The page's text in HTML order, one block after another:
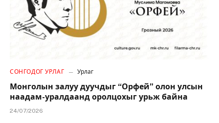
СОНГОДОГ УРЛАГ Урлаг
Монголын залуу дуучдыг “Орфей” олон улсын
наадам-уралдаанд оролцохыг урьж байна
24/07/2026